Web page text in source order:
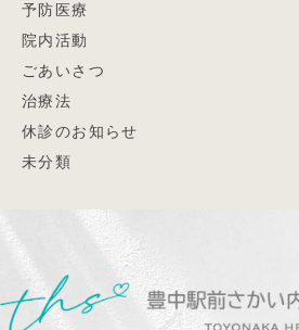
予防医療
院内活動
ごあいさつ
治療法
休診のお知らせ
未分類